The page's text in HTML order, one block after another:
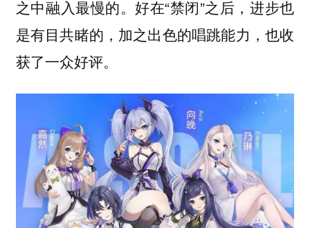
之中融入最慢的。好在“禁闭”之后，进步也
是有目共睹的，加之出色的唱跳能力，也收
获了一众好评。